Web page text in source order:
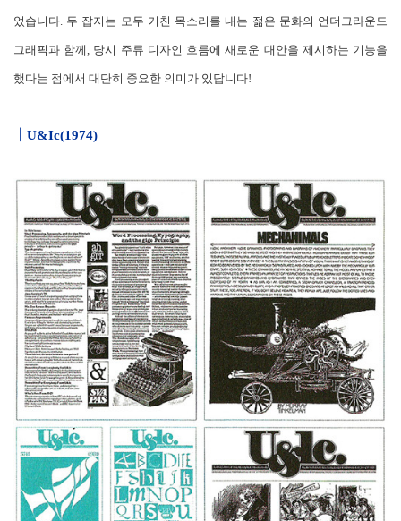
었습니다. 두 잡지는 모두 거친 목소리를 내는 젊은 문화의 언더그라운드
그래픽과 함께, 당시 주류 디자인 흐름에 새로운 대안을 제시하는 기능을
했다는 점에서 대단히 중요한 의미가 있답니다!
U&Ic(1974)